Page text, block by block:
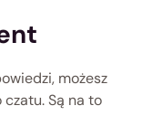
możesz
czatu. Są na to